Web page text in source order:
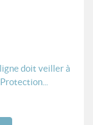
doit veiller à